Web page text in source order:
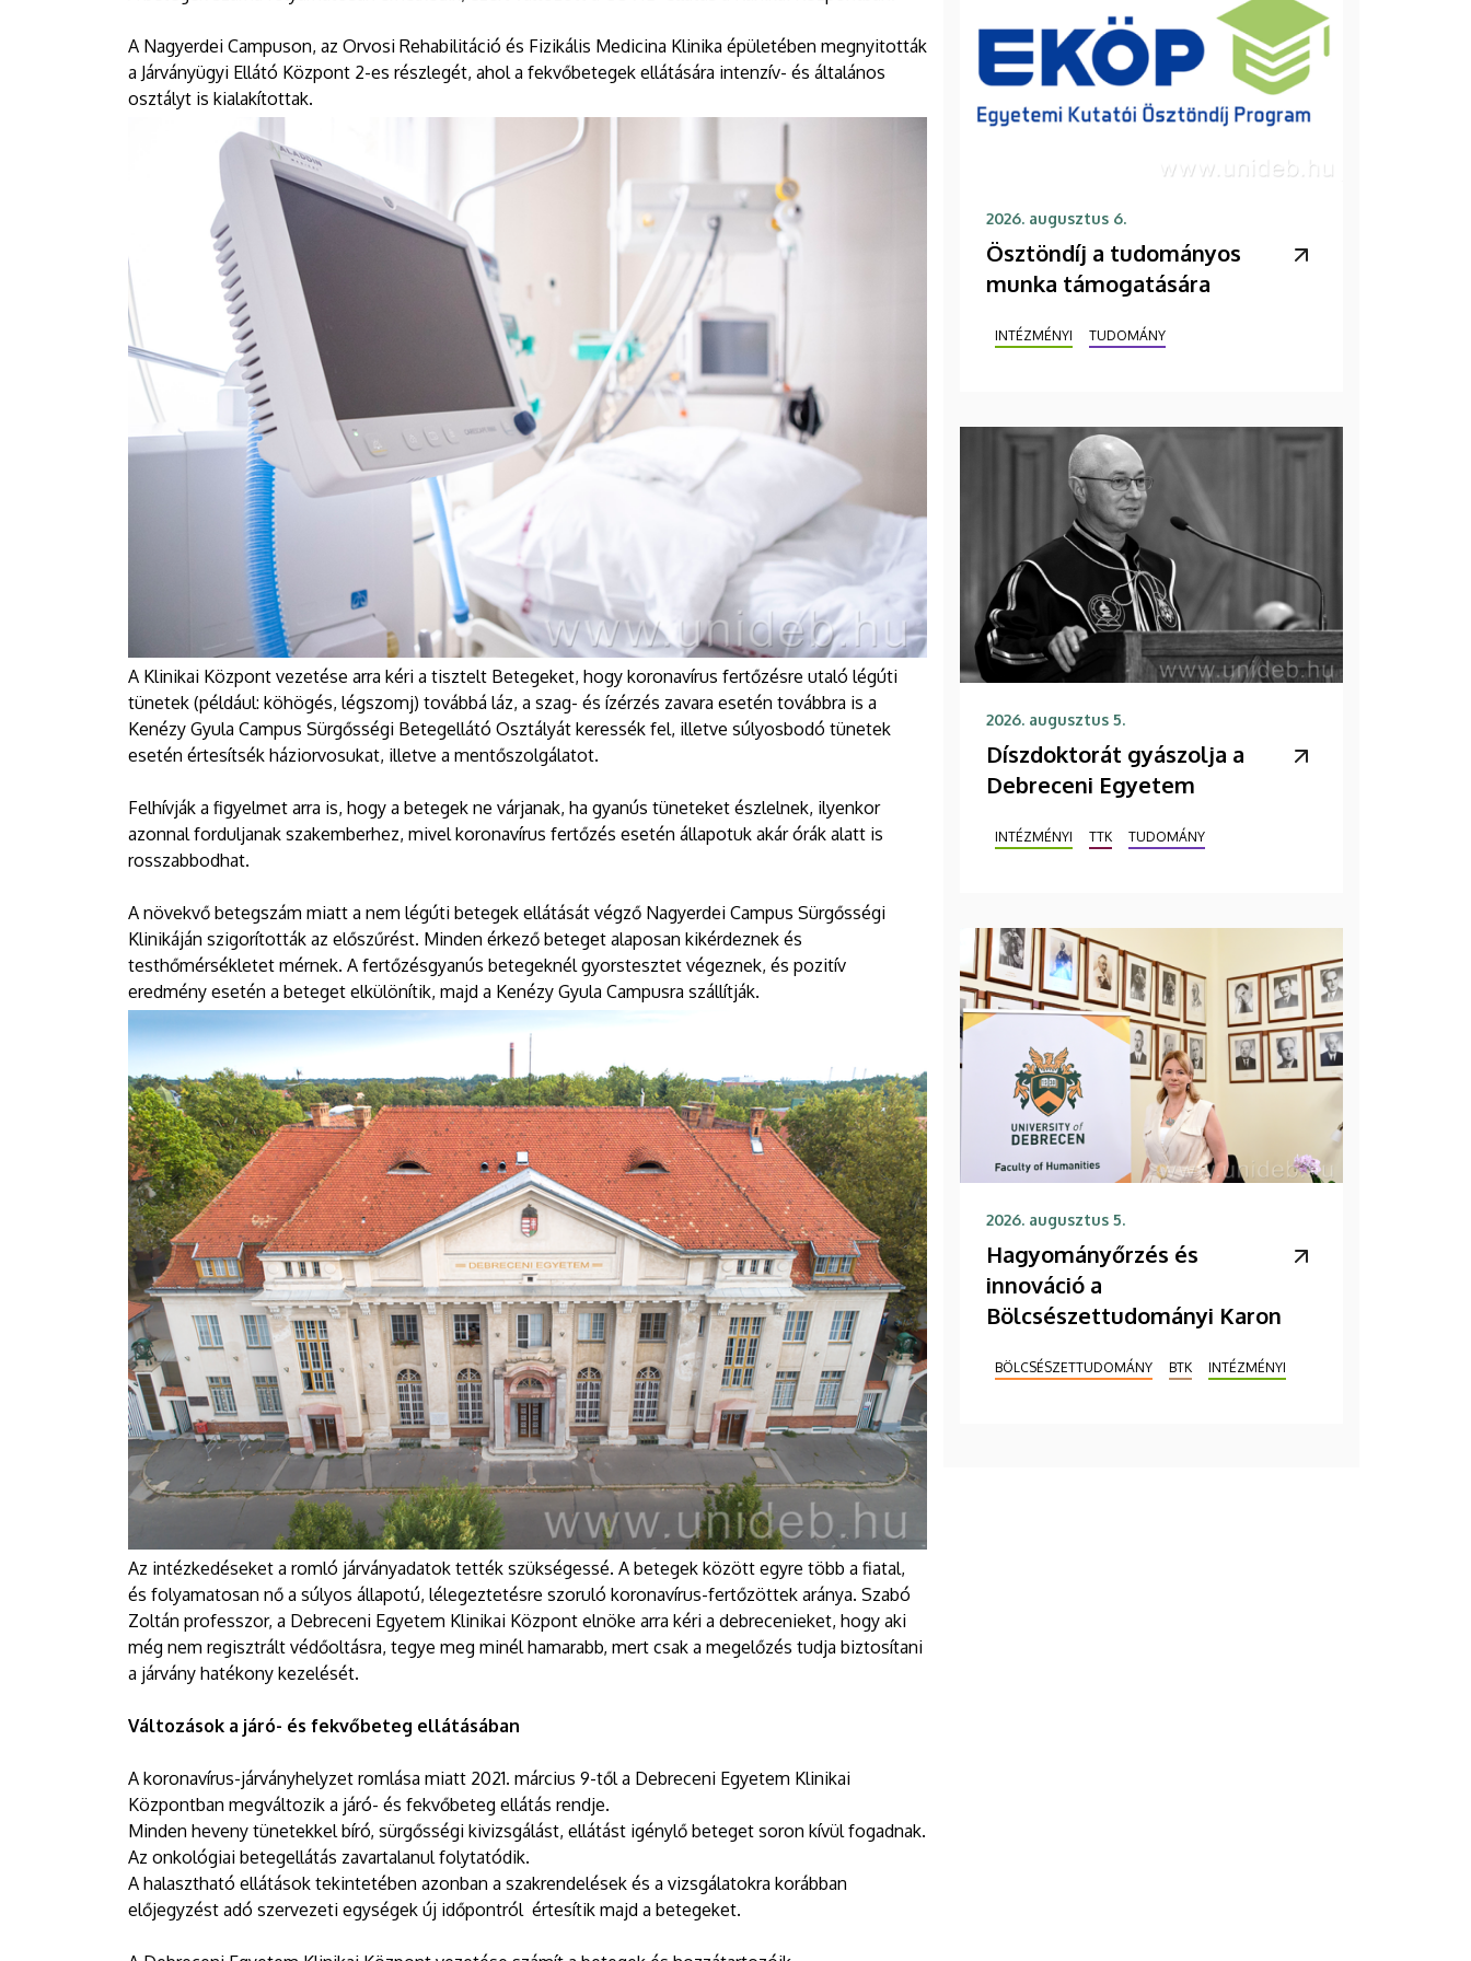
A Nagyerdei Campuson, az Orvosi Rehabilitáció és Fizikális Medicina Klinika épületében megnyitották
a Járványügyi Ellátó Központ 2-es részlegét, ahol a fekvőbetegek ellátására intenzív- és általános
osztályt is kialakítottak.
A Klinikai Központ vezetése arra kéri a tisztelt Betegeket, hogy koronavírus fertőzésre utaló légúti
tünetek (például: köhögés, légszomj) továbbá láz, a szag- és ízérzés zavara esetén továbbra is a
Kenézy Gyula Campus Sürgősségi Betegellátó Osztályát keressék fel, illetve súlyosbodó tünetek
esetén értesítsék háziorvosukat, illetve a mentőszolgálatot.
Felhívják a figyelmet arra is, hogy a betegek ne várjanak, ha gyanús tüneteket észlelnek, ilyenkor
azonnal forduljanak szakemberhez, mivel koronavírus fertőzés esetén állapotuk akár órák alatt is
rosszabbodhat.
A növekvő betegszám miatt a nem légúti betegek ellátását végző Nagyerdei Campus Sürgősségi
Klinikáján szigorították az előszűrést. Minden érkező beteget alaposan kikérdeznek és
testhőmérsékletet mérnek. A fertőzésgyanús betegeknél gyorstesztet végeznek, és pozitív
eredmény esetén a beteget elkülönítik, majd a Kenézy Gyula Campusra szállítják.
Az intézkedéseket a romló járványadatok tették szükségessé. A betegek között egyre több a fiatal,
és folyamatosan nő a súlyos állapotú, lélegeztetésre szoruló koronavírus-fertőzöttek aránya. Szabó
Zoltán professzor, a Debreceni Egyetem Klinikai Központ elnöke arra kéri a debrecenieket, hogy aki
még nem regisztrált védőoltásra, tegye meg minél hamarabb, mert csak a megelőzés tudja biztosítani
a járvány hatékony kezelését.
Változások a járó- és fekvőbeteg ellátásában
A koronavírus-járványhelyzet romlása miatt 2021. március 9-től a Debreceni Egyetem Klinikai
Központban megváltozik a járó- és fekvőbeteg ellátás rendje.
Minden heveny tünetekkel bíró, sürgősségi kivizsgálást, ellátást igénylő beteget soron kívül fogadnak.
Az onkológiai betegellátás zavartalanul folytatódik.
A halasztható ellátások tekintetében azonban a szakrendelések és a vizsgálatokra korábban
előjegyzést adó szervezeti egységek új időpontról értesítik majd a betegeket.
2026. augusztus 6.
Ösztöndíj a tudományos
munka támogatására
INTÉZMÉNYI TUDOMÁNY
2026. augusztus 5.
Díszdoktorát gyászolja a
Debreceni Egyetem
INTÉZMÉNYI TTK TUDOMÁNY
2026. augusztus 5.
Hagyományőrzés és
innováció a
Bölcsészettudományi Karon
BÖLCSÉSZETTUDOMÁNY BTK INTÉZMÉNYI